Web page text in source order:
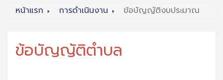
หน้าแรก การดำเนินงาน ข้อบัญญัติงบประมาณ
ข้อบัญญัติตำบล